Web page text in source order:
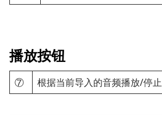
播放按钮
⑦ 根据当前导入的音频播放/停止